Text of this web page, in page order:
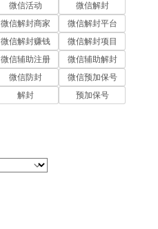
微信活动
微信解封
微信解封商家
微信解封平台
微信解封赚钱
微信解封项目
微信辅助注册
微信辅助解封
微信防封
微信预加保号
解封 预加保号